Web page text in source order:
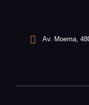
Av. Moema,